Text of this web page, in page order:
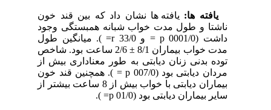
یافته ها:یافته ها نشان داد که بین قند خون
ناشتا و طول مدت خواب شبانه همبستگی وجود
داشت (0001/0 p = و 33/0 r= ). میانگین طول
مدت خواب بیماران 8/1 ± 2/6 ساعت بود.
شاخص
توده بدنی زنان دیابتی به طور معناداری بیش از
مردان دیابتی بود (007/0 p = ). همچنین قند خون
بیماران دیابتی با خواب بیش از 8 ساعت بیشتر از
سایر بیماران دیابتی بود (01/0 p= ).